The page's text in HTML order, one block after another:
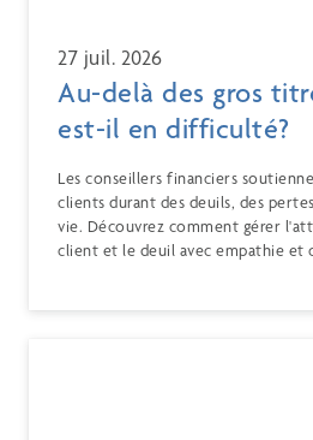
27 juil. 2026
Au-delà des gros
est-il en difficulté?
Les conseillers financiers
clients durant des deuils, des
vie. Découvrez comment gérer
client et le deuil avec empathie et